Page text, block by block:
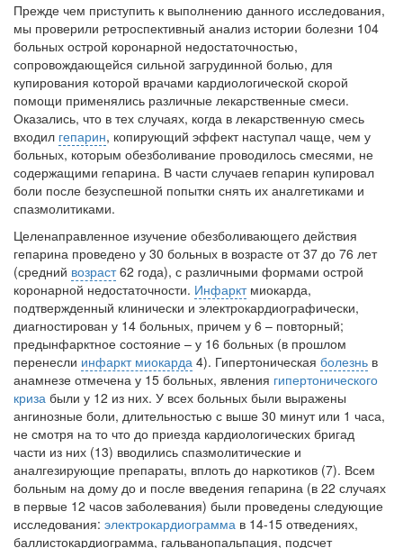
Прежде чем приступить к выполнению данного исследования,
мы проверили ретроспективный анализ истории болезни 104
больных острой коронарной недостаточностью,
сопровождающейся сильной загрудинной болью, для
купирования которой врачами кардиологической скорой
помощи применялись различные лекарственные смеси.
Оказались, что в тех случаях, когда в лекарственную смесь
входил гепарин, копирующий эффект наступал чаще, чем у
больных, которым обезболивание проводилось смесями, не
содержащими гепарина. В части случаев гепарин купировал
боли после безуспешной попытки снять их аналгетиками и
спазмолитиками.
Целенаправленное изучение обезболивающего действия
гепарина проведено у 30 больных в возрасте от 37 до 76 лет
(средний возраст62 года), с различными формами острой
коронарной недостаточности. Инфарктмиокарда,
подтвержденный клинически и электрокардиографически,
диагностирован у 14 больных, причем у 6 – повторный;
предынфарктное состояние – у 16 больных (в прошлом
перенесли инфаркт миокарда 4). Гипертоническая болезнь в
анамнезе отмечена у 15 больных, явления гипертонического
криза были у 12 из них. У всех больных были выражены
ангинозные боли, длительностью с выше 30 минут или 1 часа,
не смотря на то что до приезда кардиологических бригад
части из них (13) вводились спазмолитические и
аналгезирующие препараты, вплоть до наркотиков (7). Всем
больным на дому до и после введения гепарина (в 22 случаях
в первые 12 часов заболевания) были проведены следующие
исследования: электрокардиограмма в 14-15 отведениях,
баллистокардиограмма, гальванопальпация, подсчет